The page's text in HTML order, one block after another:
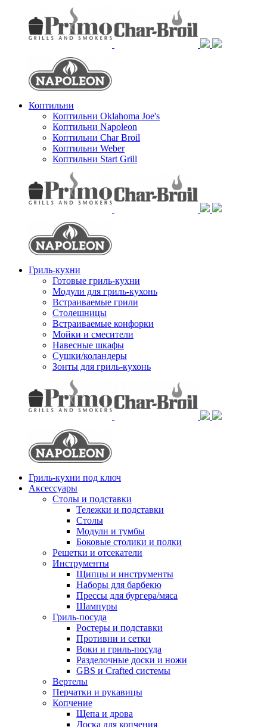
Коптильни
Коптильни Oklahoma Joe's
Коптильни Napoleon
Коптильни Char Broil
Коптильни Weber
Коптильни Start Grill
Гриль-кухни
Готовые гриль-кухни
Модули для гриль-кухонь
Встраиваемые грили
Столешницы
Встраиваемые конфорки
Мойки и смесители
Навесные шкафы
Сушки/коландеры
Зонты для гриль-кухонь
Гриль-кухни под ключ
Аксессуары
Столы и подставки
Тележки и подставки
Столы
Модули и тумбы
Боковые столики и полки
Решетки и отсекатели
Инструменты
Щипцы и инструменты
Наборы для барбекю
Прессы для бургера/мяса
Шампуры
Гриль-посуда
Ростеры и подставки
Противни и сетки
Воки и гриль-посуда
Разделочные доски и ножи
GBS и Crafted системы
Вертелы
Перчатки и рукавицы
Копчение
Щепа и дрова
Доска для копчения